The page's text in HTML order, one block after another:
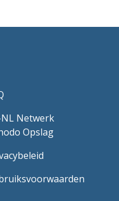
NL Netwerk
Opslag